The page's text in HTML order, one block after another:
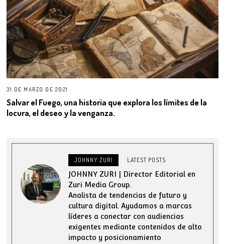
31 DE MARZO DE 2021
Salvar el Fuego, una historia que explora los límites de la
locura, el deseo y la venganza.
JOHNNY ZURI LATEST POSTS
JOHNNY ZURI | Director Editorial en
Zuri Media Group.
Analista de tendencias de futuro y
cultura digital. Ayudamos a marcas
líderes a conectar con audiencias
exigentes mediante contenidos de alto
impacto y posicionamiento